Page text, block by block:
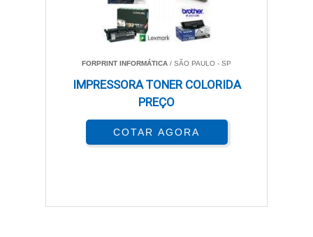
FORPRINT INFORMÁTICA / SÃO PAULO - SP
IMPRESSORA TONER COLORIDA
PREÇO
COTAR AGORA